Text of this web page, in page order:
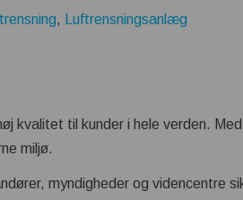
, Luftrensningsanlæg
kvalitet til kunder i hele verden.
miljø.
myndigheder og videncentre